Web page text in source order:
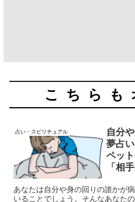
こちらも
占い・スピリチュアル
自分
夢占
ペッ
「相
あなたは自分や身の回りの誰かが
いることでしょう。そんなあなた